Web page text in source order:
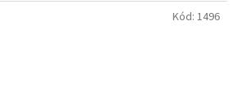
Kód: 1496